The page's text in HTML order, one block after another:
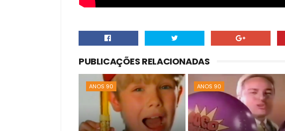
PUBLICAÇÕES RELACIONADAS
ANOS 90 ANOS 90